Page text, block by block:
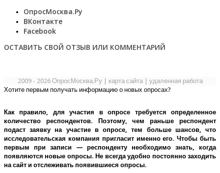
ОпросМосква.Ру
ВКонтакте
Facebook
ОСТАВИТЬ СВОЙ ОТЗЫВ ИЛИ КОММЕНТАРИЙ
2009 - 2026 ОпросМосква.Ру| карта сайта| удаленная работа
Хотите первым получать информацию о новых опросах?
Как правило, для участия в опросе требуется определенное
количество респондентов. Поэтому, чем раньше респондент
подаст заявку на участие в опросе, тем больше шансов, что
исследовательская компания пригласит именно его.Чтобы быть
первым при записи — респонденту необходимо знать, когда
появляются новые опросы. Не всегда удобно постоянно заходить
на сайт и отслеживать появившиеся опросы.